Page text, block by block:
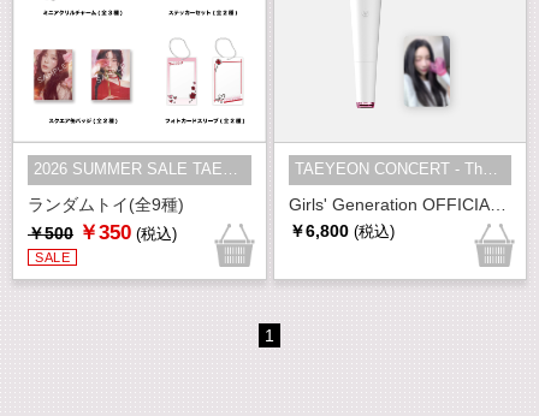
ランダムトイ(全9種)
2026 SUMMER SALE TAEYEON
￥500 ￥350 (税込)
SALE
Girls' Generation OFFICIAL FANLIGHT
TAEYEON CONCERT - The TENSE in JA...
￥6,800 (税込)
1